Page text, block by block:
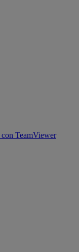
con TeamViewer